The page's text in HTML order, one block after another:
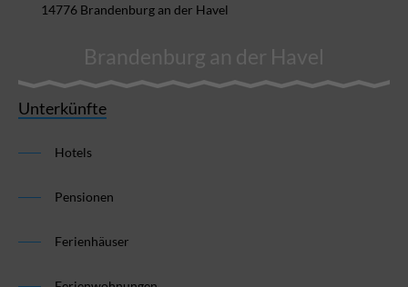
14776 Brandenburg an der Havel
Brandenburg an der Havel
Unterkünfte
Hotels
Pensionen
Ferienhäuser